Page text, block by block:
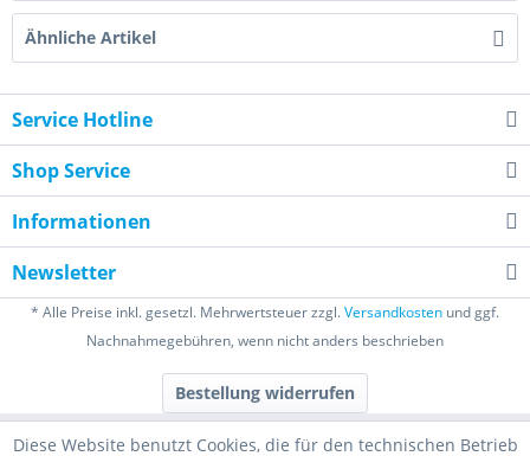
Ähnliche Artikel
Service Hotline
Shop Service
Informationen
Newsletter
* Alle Preise inkl. gesetzl. Mehrwertsteuer zzgl.Versandkosten und ggf.
Nachnahmegebühren, wenn nicht anders beschrieben
Bestellung widerrufen
Diese Website benutzt Cookies, die für den technischen Betrieb